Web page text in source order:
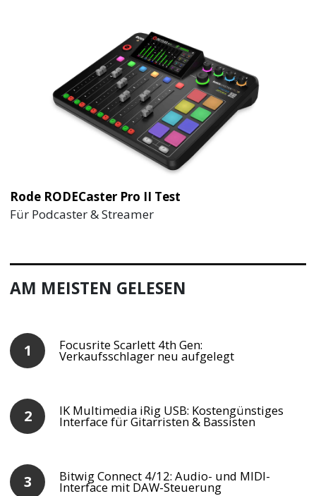
Rode RODECaster Pro II Test
Für Podcaster & Streamer
AM MEISTEN GELESEN
Focusrite Scarlett 4th Gen:
Verkaufsschlager neu aufgelegt
IK Multimedia iRig USB: Kostengünstiges
Interface für Gitarristen & Bassisten
Bitwig Connect 4/12: Audio- und MIDI-
Interface mit DAW-Steuerung